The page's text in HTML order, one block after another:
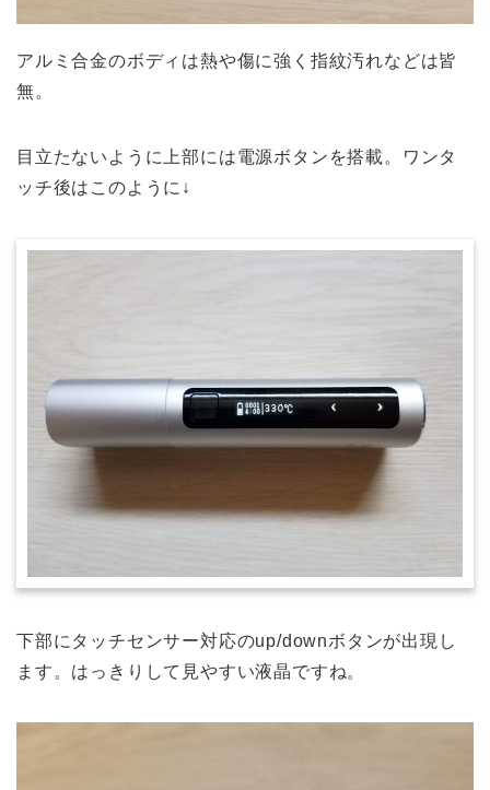
アルミ合金のボディは熱や傷に強く指紋汚れなどは皆
無。
目立たないように上部には電源ボタンを搭載。ワンタ
ッチ後はこのように↓
下部にタッチセンサー対応のup/downボタンが出現し
ます。はっきりして見やすい液晶ですね。